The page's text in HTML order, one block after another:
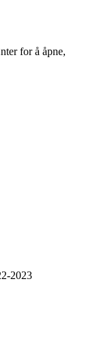
for å åpne,
2023